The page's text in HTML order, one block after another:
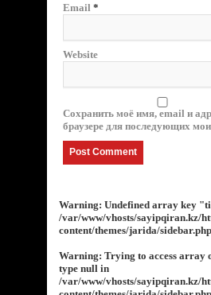
Email *
Website
Сохранить моё имя, email и
браузере для последующих
Warning: Undefined array key
/var/www/vhosts/sayipqiran.kz/
content/themes/jarida/sidebar.php
Warning: Trying to access array
type null in
/var/www/vhosts/sayipqiran.kz/